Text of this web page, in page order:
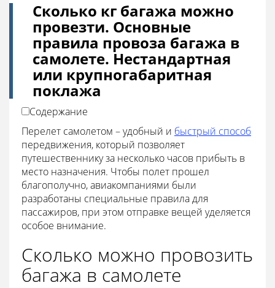
Сколько кг багажа можно
провезти. Основные
правила провоза багажа в
самолете. Нестандартная
или крупногабаритная
поклажа
Содержание
Перелет самолетом – удобный и быстрый способ
передвижения, который позволяет
путешественнику за несколько часов прибыть в
место назначения. Чтобы полет прошел
благополучно, авиакомпаниями были
разработаны специальные правила для
пассажиров, при этом отправке вещей уделяется
особое внимание.
Сколько можно провозить
багажа в самолете